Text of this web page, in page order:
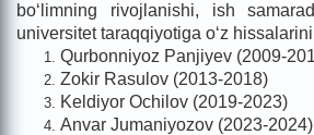
bo‘limning rivojlanishi, ish
universitet taraqqiyotiga o‘z hissalarini
Qurbonniyoz Panjiyev (2009-
Zokir Rasulov (2013-2018)
Keldiyor Ochilov (2019-2023)
Anvar Jumaniyozov (2023-2024)